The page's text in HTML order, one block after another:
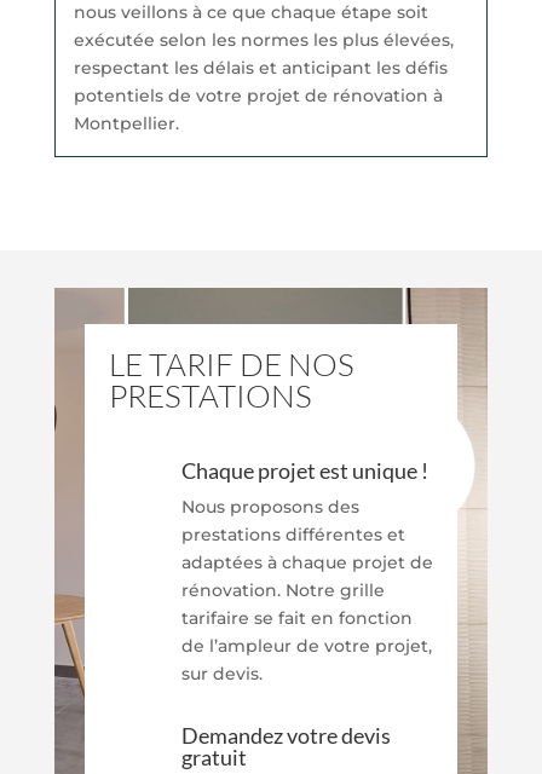
nous veillons à ce que chaque étape soit
exécutée selon les normes les plus élevées,
respectant les délais et anticipant les défis
potentiels de votre projet de rénovation à
Montpellier.
LE TARIF DE NOS
PRESTATIONS
Chaque projet est unique !
Nous proposons des
prestations différentes et
adaptées à chaque projet de
rénovation. Notre grille
tarifaire se fait en fonction
de l’ampleur de votre projet,
sur devis.
Demandez votre devis
gratuit